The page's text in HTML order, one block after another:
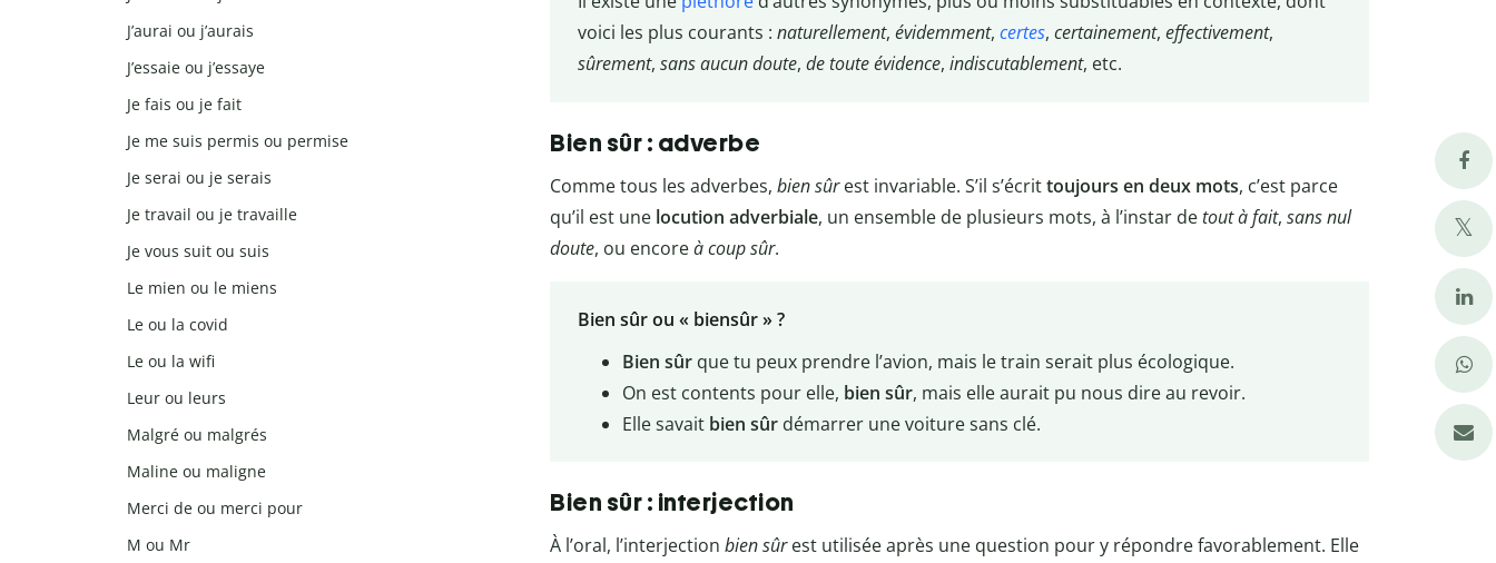
voici les plus courants : naturellement, évidemment, certes, certainement, effectivement,
sûrement, sans aucun doute, de toute évidence, indiscutablement, etc.
Bien sûr : adverbe
Comme tous les adverbes, bien sûrest invariable. S’il s’écrittoujours en deux mots, c’est parce
qu’il est une locution adverbiale, un ensemble de plusieurs mots, à l’instar detout à fait, sans nul
doute, ou encoreà coup sûr.
Bien sûr ou « biensûr » ?
Bien sûrque tu peux prendre l’avion, mais le train serait plus écologique.
On est contents pour elle, bien sûr, mais elle aurait pu nous dire au revoir.
Elle savaitbien sûrdémarrer une voiture sans clé.
Bien sûr : interjection
À l’oral, l’interjection bien sûrest utilisée après une question pour y répondre favorablement. Elle
J’aurai ou j’aurais
J’essaie ou j’essaye
Je fais ou je fait
Je me suis permis ou permise
Je serai ou je serais
Je travail ou je travaille
Je vous suit ou suis
Le mien ou le miens
Le ou la covid
Le ou la wifi
Leur ou leurs
Malgré ou malgrés
Maline ou maligne
Merci de ou merci pour
M ou Mr